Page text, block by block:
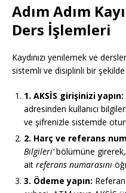
Adım Adım
Ders İşlemleri
Kaydınızı yenilemek ve
sistemli ve disiplinli bir
1. AKSİS girişinizi yapın:
adresinden kullanıcı
ve şifrenizle sistemde
2. Harç ve referans
Bilgileri’bölümüne
ait referans numarasını
3. Ödeme yapın: